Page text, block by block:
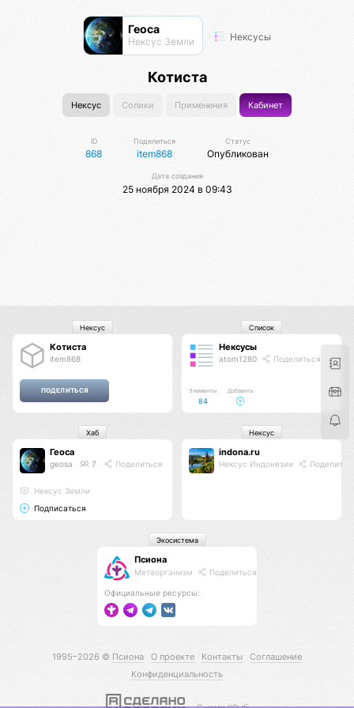
Геоса
Нексус Земли Нексусы
Котиста
Нексус Солики Применения Кабинет
ID
868
Поделиться
item868
Статус
Опубликован
Дата создания
25 ноября 2024 в 09:43
Котиста
item868
Нексус
Нексусы
atom1280 Поделиться
Элементы
84
Добавить
Список
Геоса
geosa 7 Поделиться
Нексус Земли
Подписаться
Хаб
indona.ru
Нексус Индонезии
Нексус
Псиона
Метаорганизм Поделиться
Официальные ресурсы:
Экосистема
1995–2026 © Псиона О проекте Контакты
Соглашение
Конфиденциальность